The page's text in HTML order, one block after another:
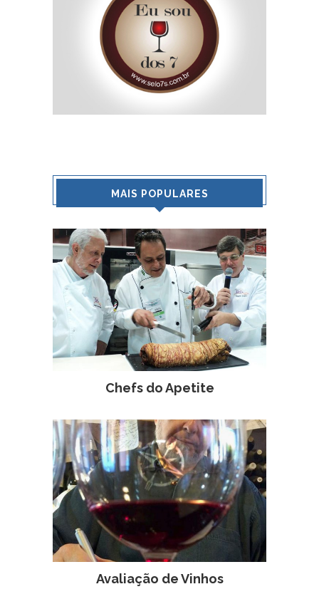
MAIS POPULARES
Chefs do Apetite
Avaliação de Vinhos